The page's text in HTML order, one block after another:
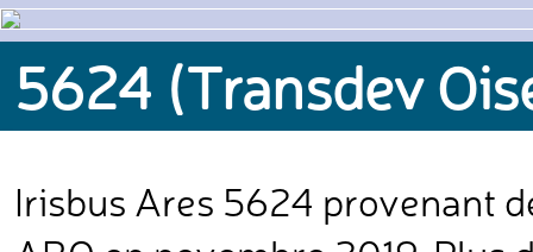
5624 (Transdev
Irisbus Ares 5624 provenant